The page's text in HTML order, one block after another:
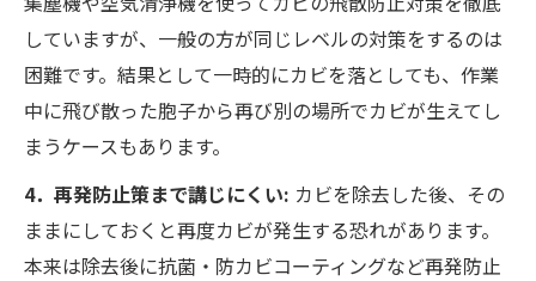
していますが、一般の方が同じレベルの対策をするのは
困難です。結果として一時的にカビを落としても、作業
中に飛び散った胞子から再び別の場所でカビが生えてし
まうケースもあります。
4．再発防止策まで講じにくい: カビを除去した後、その
ままにしておくと再度カビが発生する恐れがあります。
本来は除去後に抗菌・防カビコーティングなど再発防止